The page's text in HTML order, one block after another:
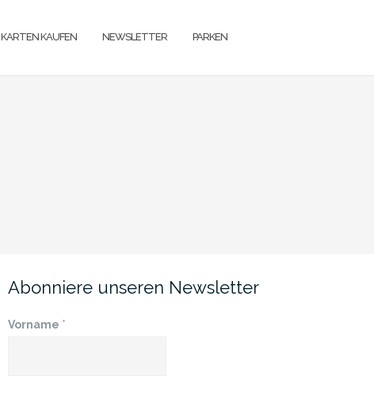
KARTEN KAUFEN NEWSLETTER PARKEN
Abonniere unseren Newsletter
Vorname *